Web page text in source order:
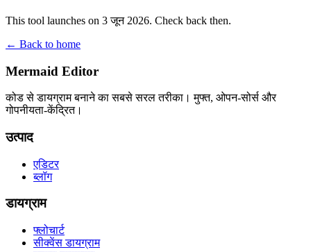
This tool launches on 3 जून 2026. Check back then.
← Back to home
Mermaid Editor
कोड से डायग्राम बनाने का सबसे सरल तरीका। मुफ्त, ओपन-सोर्स और
गोपनीयता-केंद्रित।
उत्पाद
एडिटर
ब्लॉग
डायग्राम
फ्लोचार्ट
सीक्वेंस डायग्राम